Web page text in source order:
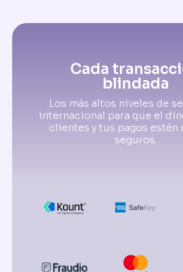
Cada
blindada
Los más altos niveles de
internacional para que el
clientes y tus pagos estén
seguros.